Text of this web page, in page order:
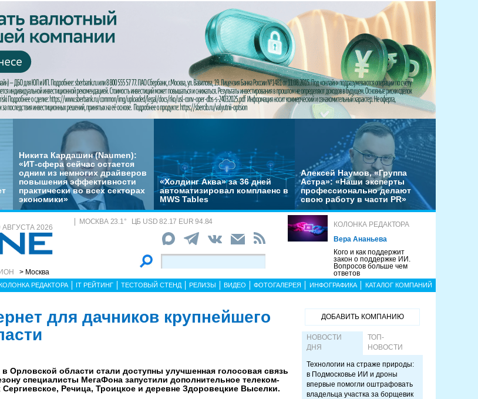
Никита Кардашин (Naumen):
«ИТ-сфера сейчас остается
одним из немногих драйверов
повышения эффективности
практически во всех секторах
экономики»
«Холдинг Аква» за 36 дней
автоматизировал комплаенс в
MWS Tables
Алексей Наумов, «Группа
Астра»: «Наши эксперты
профессионально делают
свою работу в части PR»
АВГУСТА 2026
> Москва
МОСКВА 23.1° ЦБ USD 82.17 EUR 94.84
КОЛОНКА РЕДАКТОРА
Вера Ананьева
Кого и как поддержит
закон о поддержке ИИ.
Вопросов больше чем
ответов
РЕДАКТОРА IT РЕЙТИНГ ТЕСТОВЫЙ СТЕНД РЕЛИЗЫ ВИДЕО ФОТОГАЛЕРЕЯ ИНФОГРАФИКА КАТАЛОГ КОМПАНИЙ
для дачников крупнейшего
Орловской области стали доступны улучшенная голосовая связь
специалисты МегаФона запустили дополнительное телеком-
Речица, Троицкое и деревне Здоровецкие Выселки.
ДОБАВИТЬ КОМПАНИЮ
НОВОСТИ
ДНЯ
ТОП-
НОВОСТИ
Технологии на страже природы:
в Подмосковье ИИ и дроны
впервые помогли оштрафовать
владельца участка за борщевик